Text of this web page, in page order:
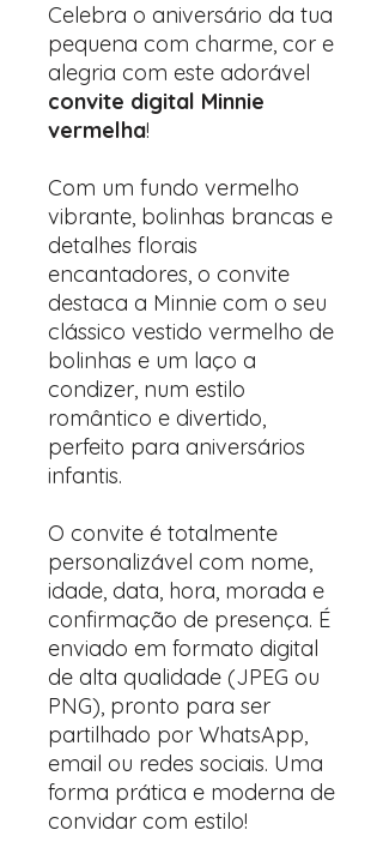
Celebra o aniversário da tua
pequena com charme, cor e
alegria com este adorável
convite digital Minnie
vermelha!
Com um fundo vermelho
vibrante, bolinhas brancas e
detalhes florais
encantadores, o convite
destaca a Minnie com o seu
clássico vestido vermelho de
bolinhas e um laço a
condizer, num estilo
romântico e divertido,
perfeito para aniversários
infantis.
O convite é totalmente
personalizável com nome,
idade, data, hora, morada e
confirmação de presença. É
enviado em formato digital
de alta qualidade (JPEG ou
PNG), pronto para ser
partilhado por WhatsApp,
email ou redes sociais. Uma
forma prática e moderna de
convidar com estilo!